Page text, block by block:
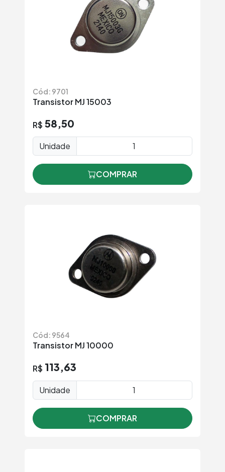
Cód: 9701
Transistor MJ 15003
R$ 58,50
Unidade
COMPRAR
Cód: 9564
Transistor MJ 10000
R$ 113,63
Unidade
COMPRAR